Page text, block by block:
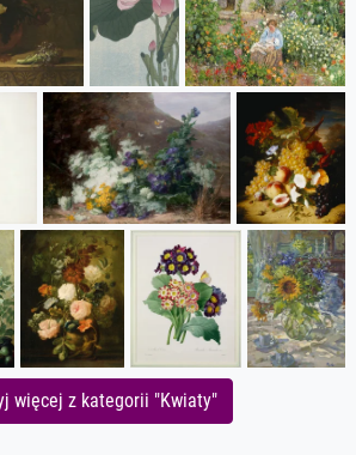
więcej z kategorii "Kwiaty"